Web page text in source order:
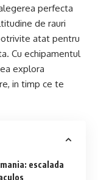
perfecta
de rauri
atat pentru
Cu echipamentul
explora
in timp ce te
escalada